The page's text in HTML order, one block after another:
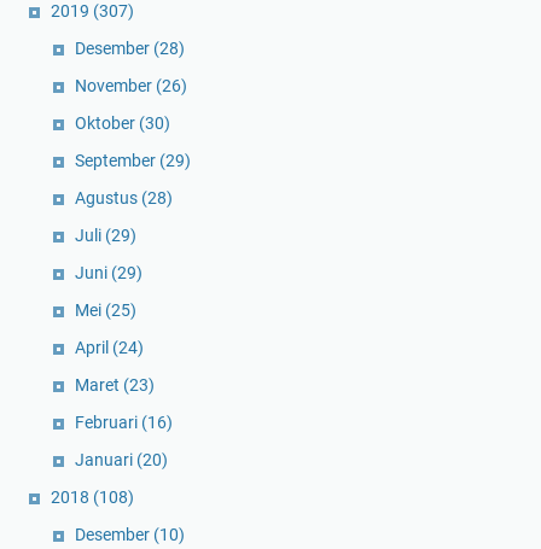
2019 (307)
Desember (28)
November (26)
Oktober (30)
September (29)
Agustus (28)
Juli (29)
Juni (29)
Mei (25)
April (24)
Maret (23)
Februari (16)
Januari (20)
2018 (108)
Desember (10)